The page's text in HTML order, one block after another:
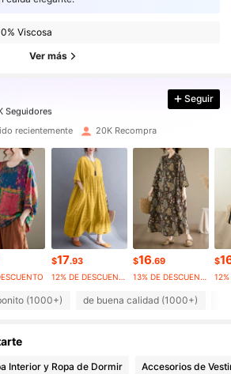
Viscosa
Ver más
Seguidores
Seguidores
Hace 14 horas
Seguidores
Seguidores
Seguidores
Seguidores
Seguidores
Seguir
recientemente 20K Recompra
$17.93
12% DE DESCUENTO
$16.69
13% DE DESCUENTO
$
(1000+) de buena calidad (1000+)
Interior y Ropa de Dormir Accesorios de